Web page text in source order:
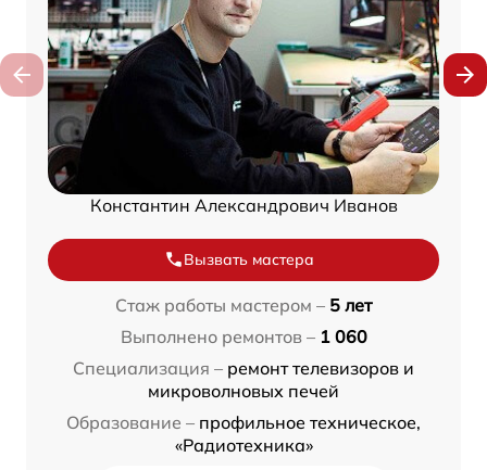
Константин Александрович Иванов
Вызвать мастера
Стаж работы мастером – 5 лет
Выполнено ремонтов – 1 060
Специализация – ремонт телевизоров и
микроволновых печей
Образование – профильное техническое,
«Радиотехника»